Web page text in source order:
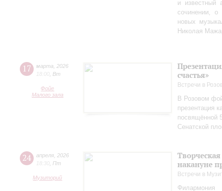
и известный
сочинении,
новых
Николая
17 марта
2026
18:00 Вт
Фойе
Малого зала
счастья»
Встречи в
В Розовом
презентация
посвящённой
Сенатской
24 апреля 2026
18:30 Пт
Музиторий
накануне
Встречи в